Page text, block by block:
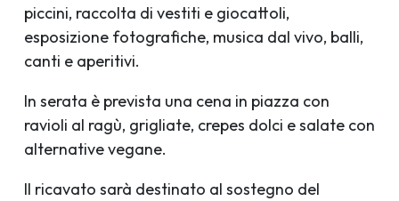
piccini, raccolta di vestiti e giocattoli,
esposizione fotografiche, musica dal vivo, balli,
canti e aperitivi.
In serata è prevista una cena in piazza con
ravioli al ragù, grigliate, crepes dolci e salate con
alternative vegane.
Il ricavato sarà destinato al sostegno del